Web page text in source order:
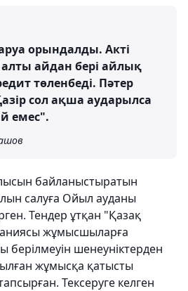
орындалды. Акті
айдан бері айлық
төленбеді. Пәтер
сол ақша аударылса
емес".
байланыстыратын
салуға Ойыл ауданы
Тендер ұтқан "Қазақ
жұмысшыларға
шенеуніктерден
жұмысқа қатысты
Тексеруге келген